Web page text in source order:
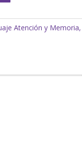
Atención y Memoria,